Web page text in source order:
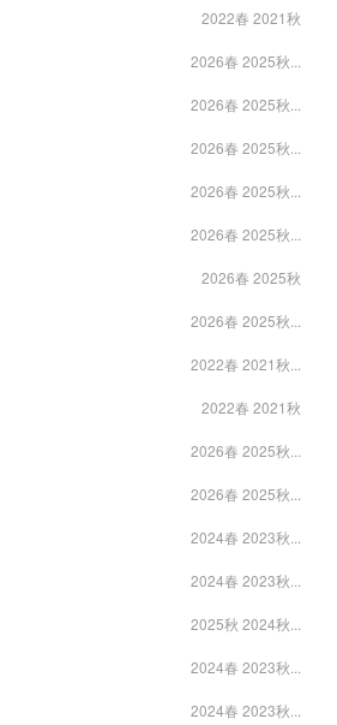
2022春 2021秋
2026春 2025秋...
2026春 2025秋...
2026春 2025秋...
2026春 2025秋...
2026春 2025秋...
2026春 2025秋
2026春 2025秋...
2022春 2021秋...
2022春 2021秋
2026春 2025秋...
2026春 2025秋...
2024春 2023秋...
2024春 2023秋...
2025秋 2024秋...
2024春 2023秋...
2024春 2023秋...